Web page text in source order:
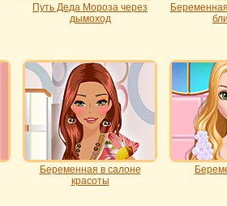
Путь Деда Мороза через
дымоход
Беременная в салоне
красоты